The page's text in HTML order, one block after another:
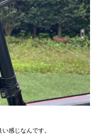
感じなんです。